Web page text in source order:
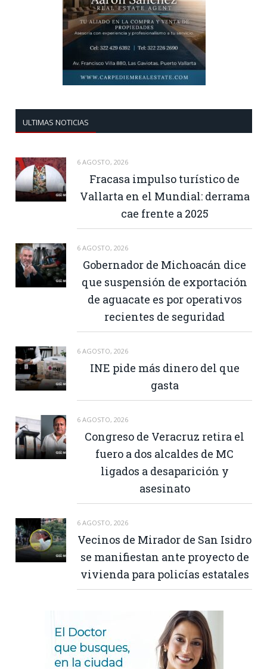
ULTIMAS NOTICIAS
6 AGOSTO, 2026
Fracasa impulso turístico de
Vallarta en el Mundial: derrama
cae frente a 2025
6 AGOSTO, 2026
Gobernador de Michoacán dice
que suspensión de exportación
de aguacate es por operativos
recientes de seguridad
6 AGOSTO, 2026
INE pide más dinero del que
gasta
6 AGOSTO, 2026
Congreso de Veracruz retira el
fuero a dos alcaldes de MC
ligados a desaparición y
asesinato
6 AGOSTO, 2026
Vecinos de Mirador de San Isidro
se manifiestan ante proyecto de
vivienda para policías estatales